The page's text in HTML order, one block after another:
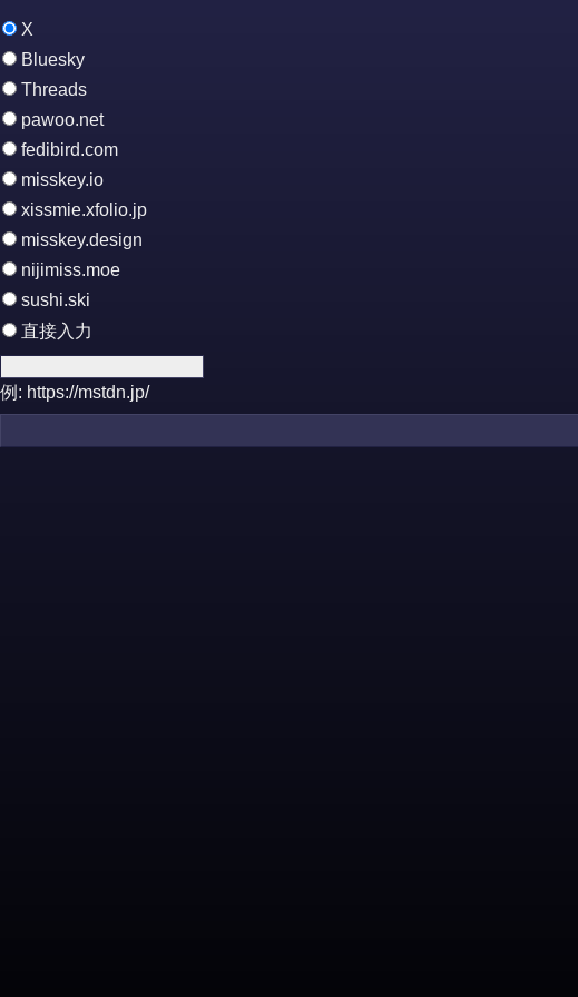
X
Bluesky
Threads
pawoo.net
fedibird.com
misskey.io
xissmie.xfolio.jp
misskey.design
nijimiss.moe
sushi.ski
直接入力
例: https://mstdn.jp/